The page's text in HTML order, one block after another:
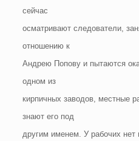
сейчас
осматривают следователи,
отношению к
Андрею Попову и пытаются
одном из
кирпичных заводов, местные
знают его под
другим именем. У рабочих